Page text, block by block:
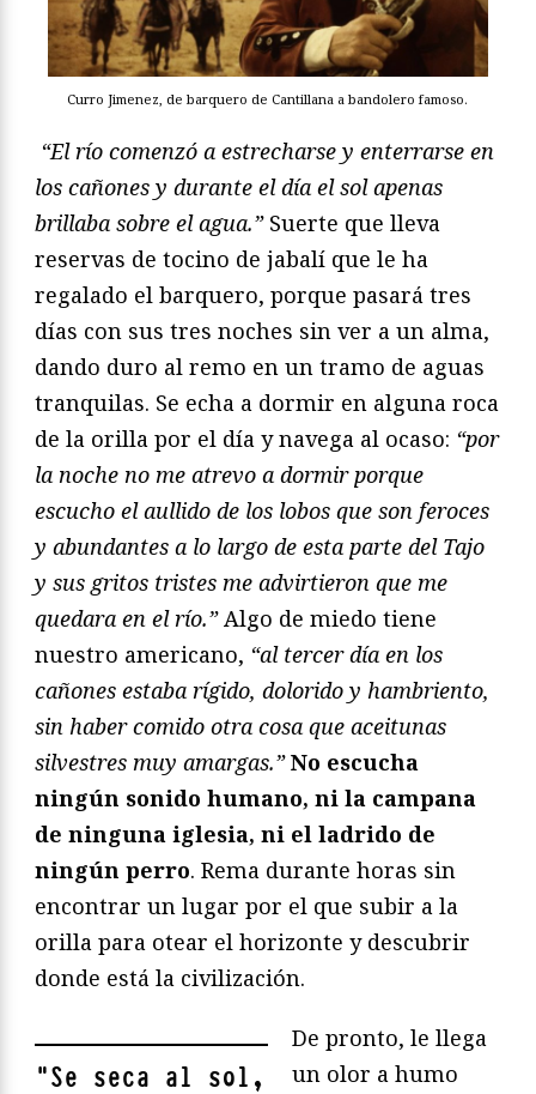
Curro Jimenez, de barquero de Cantillana a bandolero famoso.
“El río comenzó a estrecharse y enterrarse en
los cañones y durante el día el sol apenas
brillaba sobre el agua.”Suerte que lleva
reservas de tocino de jabalí que le ha
regalado el barquero, porque pasará tres
días con sus tres noches sin ver a un alma,
dando duro al remo en un tramo de aguas
tranquilas. Se echa a dormir en alguna roca
de la orilla por el día y navega al ocaso: “por
la noche no me atrevo a dormir porque
escucho el aullido de los lobos que son feroces
y abundantes a lo largo de esta parte del Tajo
y sus gritos tristes me advirtieron que me
quedara en el río.”Algo de miedo tiene
nuestro americano, “al tercer día en los
cañones estaba rígido, dolorido y hambriento,
sin haber comido otra cosa que aceitunas
silvestres muy amargas.”No escucha
ningún sonido humano, ni la campana
de ninguna iglesia, ni el ladrido de
ningún perro. Rema durante horas sin
encontrar un lugar por el que subir a la
orilla para otear el horizonte y descubrir
donde está la civilización.
"Se seca al sol,
De pronto, le llega
un olor a humo